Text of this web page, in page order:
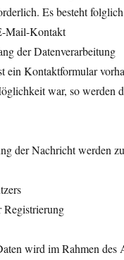
Es besteht
Mail-Kontakt
der Datenverarbeitung
ein Kontaktformular
war, so werden
der Nachricht werden
wird im Rahmen